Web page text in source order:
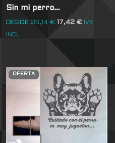
Sin mi perro…
DESDE 26,14€ 17,42€ IVA
INCL
OFERTA